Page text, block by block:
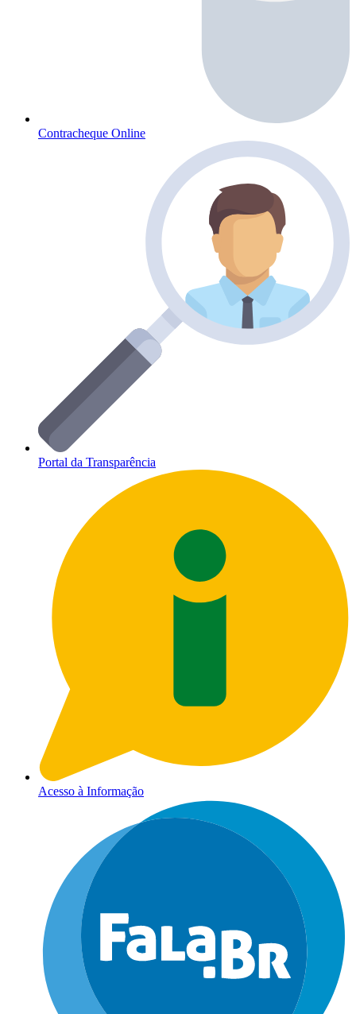
Contracheque Online
Portal da Transparência
Acesso à Informação